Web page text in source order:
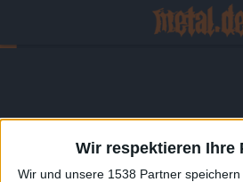
Wir respektieren Ihre
Wir und unsere 1538 Partner